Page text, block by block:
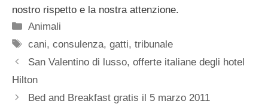
nostro rispetto e la nostra attenzione.
Categorie
Animali
Tag
cani,consulenza,gatti,tribunale
San Valentino di lusso, offerte italiane degli hotel
Hilton
Bed and Breakfast gratis il 5 marzo 2011